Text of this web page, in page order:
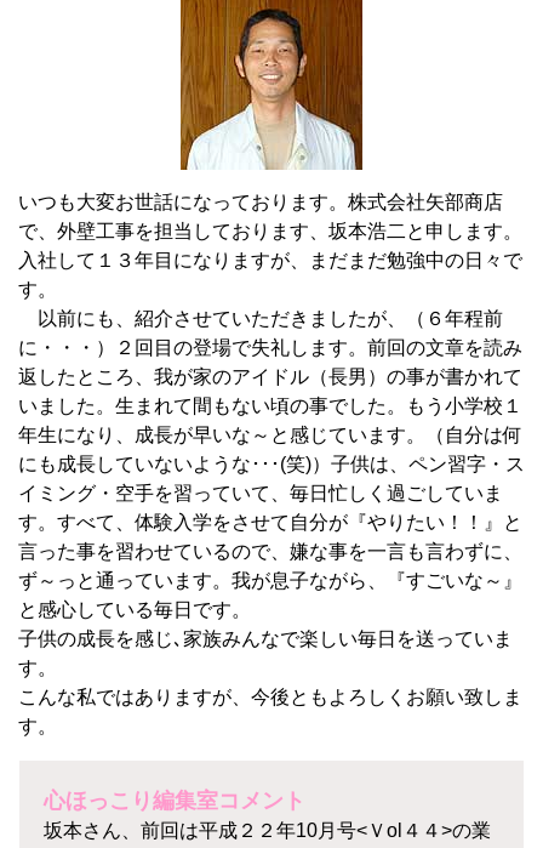
いつも大変お世話になっております。株式会社矢部商店
で、外壁工事を担当しております、坂本浩二と申します。
入社して１３年目になりますが、まだまだ勉強中の日々で
す。
以前にも、紹介させていただきましたが、（６年程前
に・・・）２回目の登場で失礼します。前回の文章を読み
返したところ、我が家のアイドル（長男）の事が書かれて
いました。生まれて間もない頃の事でした。もう小学校１
年生になり、成長が早いな～と感じています。（自分は何
にも成長していないような･･･(笑)）子供は、ペン習字・ス
イミング・空手を習っていて、毎日忙しく過ごしていま
す。すべて、体験入学をさせて自分が『やりたい！！』と
言った事を習わせているので、嫌な事を一言も言わずに、
ず～っと通っています。我が息子ながら、『すごいな～』
と感心している毎日です。
子供の成長を感じ､家族みんなで楽しい毎日を送っていま
す。
こんな私ではありますが、今後ともよろしくお願い致しま
す。
心ほっこり編集室コメント
坂本さん、前回は平成２２年10月号<Ｖol４４>の業